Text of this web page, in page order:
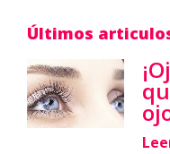
Últimos